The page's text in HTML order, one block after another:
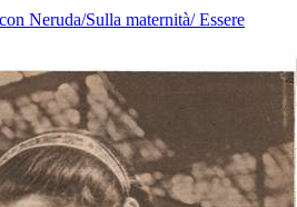
Neruda/Sulla maternità/ Essere